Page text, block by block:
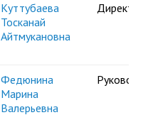
Куттубаева
Тосканай
Айтмукановна
Федюнина
Марина
Валерьевна